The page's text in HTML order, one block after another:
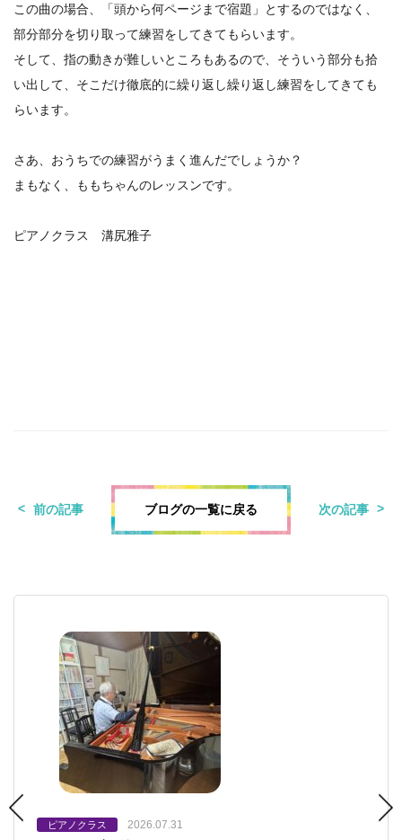
この曲の場合、「頭から何ページまで宿題」とするのではなく、
部分部分を切り取って練習をしてきてもらいます。
そして、指の動きが難しいところもあるので、そういう部分も拾
い出して、そこだけ徹底的に繰り返し繰り返し練習をしてきても
らいます。
さあ、おうちでの練習がうまく進んだでしょうか？
まもなく、ももちゃんのレッスンです。
ピアノクラス 溝尻雅子
前の記事 ブログの一覧に戻る 次の記事
ピアノクラス 2026.07.31
オンラインぱお プレプチ
プレプチ プチクラス
ピアノクラス 会員さんへのお知らせ
ピアノクラス 2023.03.21